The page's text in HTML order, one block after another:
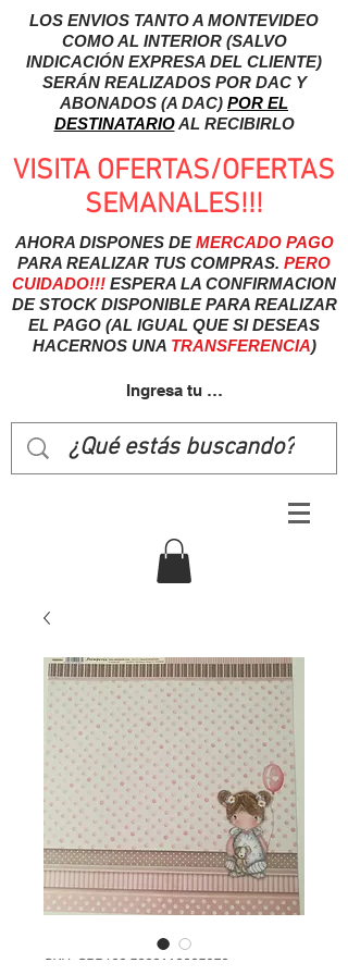
LOS ENVIOS TANTO A MONTEVIDEO
COMO AL INTERIOR (SALVO
INDICACIÓN EXPRESA DEL CLIENTE)
SERÁN REALIZADOS POR DAC Y
ABONADOS (A DAC) POR EL
DESTINATARIOAL RECIBIRLO
VISITA OFERTAS/OFERTAS
SEMANALES!!!
AHORA DISPONES DEMERCADO PAGO
PARA REALIZAR TUS COMPRAS. PERO
CUIDADO!!! ESPERA LA CONFIRMACION
DE STOCK DISPONIBLE PARA REALIZAR
EL PAGO (AL IGUAL QUE SI DESEAS
HACERNOS UNA TRANSFERENCIA)
Ingresa tu usuairo
SKU: SBB680 5993110005872